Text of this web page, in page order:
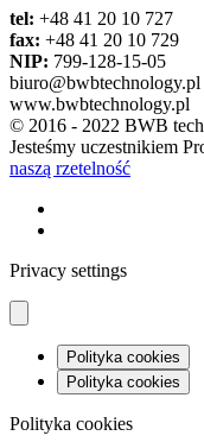
tel: +48 41 20 10 727
fax: +48 41 20 10 729
NIP: 799-128-15-05
biuro@bwbtechnology.pl
www.bwbtechnology.pl
© 2016 - 2022 BWB
Jesteśmy uczestnikiem
naszą rzetelność
Privacy settings
Polityka cookies
Polityka cookies
Polityka cookies